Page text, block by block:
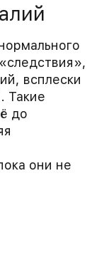
всплески
Такие
до
они не